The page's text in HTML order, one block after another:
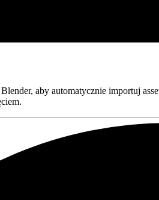
aby automatycznie importuj